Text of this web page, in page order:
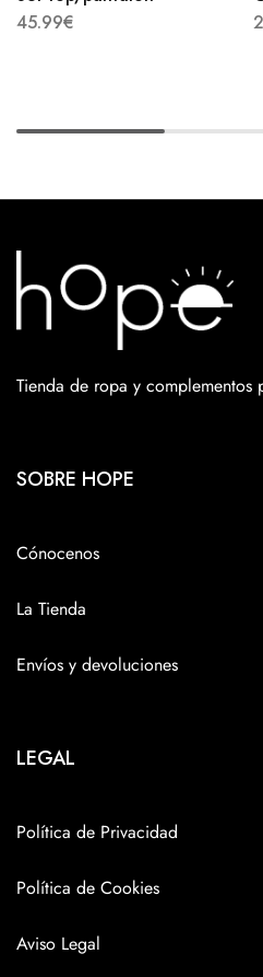
45.99€
Tienda de ropa y complementos
SOBRE HOPE
Cónocenos
La Tienda
Envíos y devoluciones
LEGAL
Política de Privacidad
Política de Cookies
Aviso Legal